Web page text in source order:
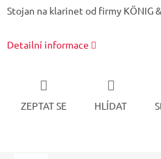
Stojan na klarinet od firmy KÖNIG &
Detailní informace
ZEPTAT SE HLÍDAT